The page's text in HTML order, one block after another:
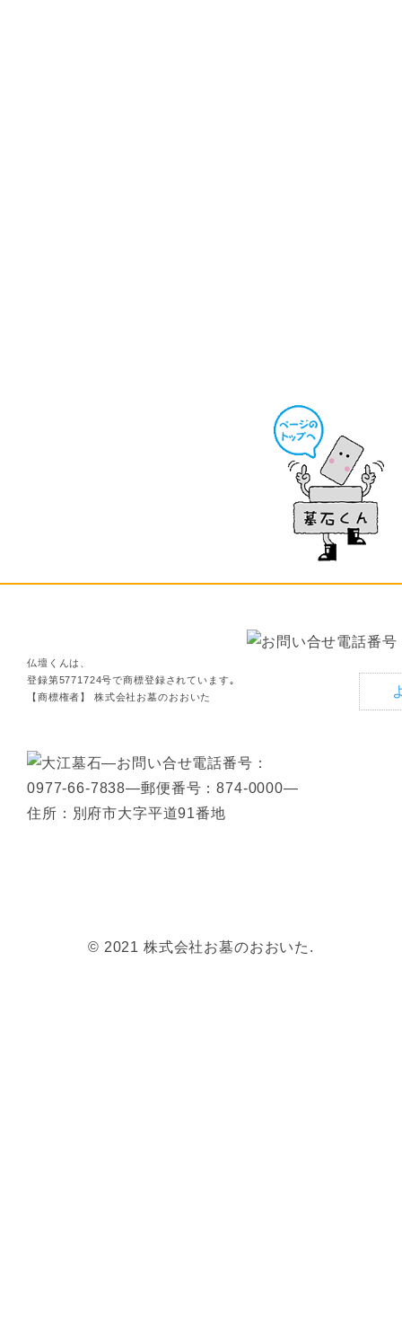
仏壇くんは、
登録第5771724号で商標登録されています｡
【商標権者】 株式会社お墓のおおいた
© 2021 株式会社お墓のおおいた.